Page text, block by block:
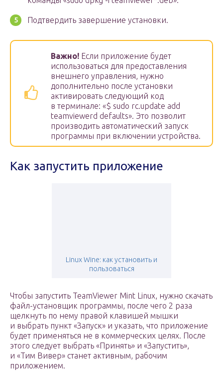
Подтвердить завершение установки.
Важно! Если приложение будет
использоваться для предоставления
внешнего управления, нужно
дополнительно после установки
активировать следующий код
в терминале: «$ sudo rc.update add
teamviewerd defaults». Это позволит
производить автоматический запуск
программы при включении устройства.
Как запустить приложение
Linux Wine: как установить и
пользоваться
Чтобы запустить TeamViewer Mint Linux, нужно скачать
файл-установщик программы, после чего 2 раза
щелкнуть по нему правой клавишей мышки
и выбрать пункт «Запуск» и указать, что приложение
будет применяться не в коммерческих целях. После
этого следует выбрать «Принять» и «Запустить»,
и «Тим Вивер» станет активным, рабочим
приложением.